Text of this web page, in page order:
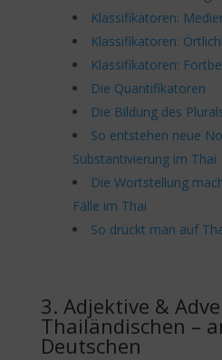
Klassifikatoren:
Klassifikatoren:
Klassifikatoren:
Die Quantifikatoren
Die Bildung des
So entstehen neue
Substantivierung im Thai
Die Wortstellung
Fälle im Thai
So drückt man auf
3. Adjektive &
Thailändischen –
Deutschen